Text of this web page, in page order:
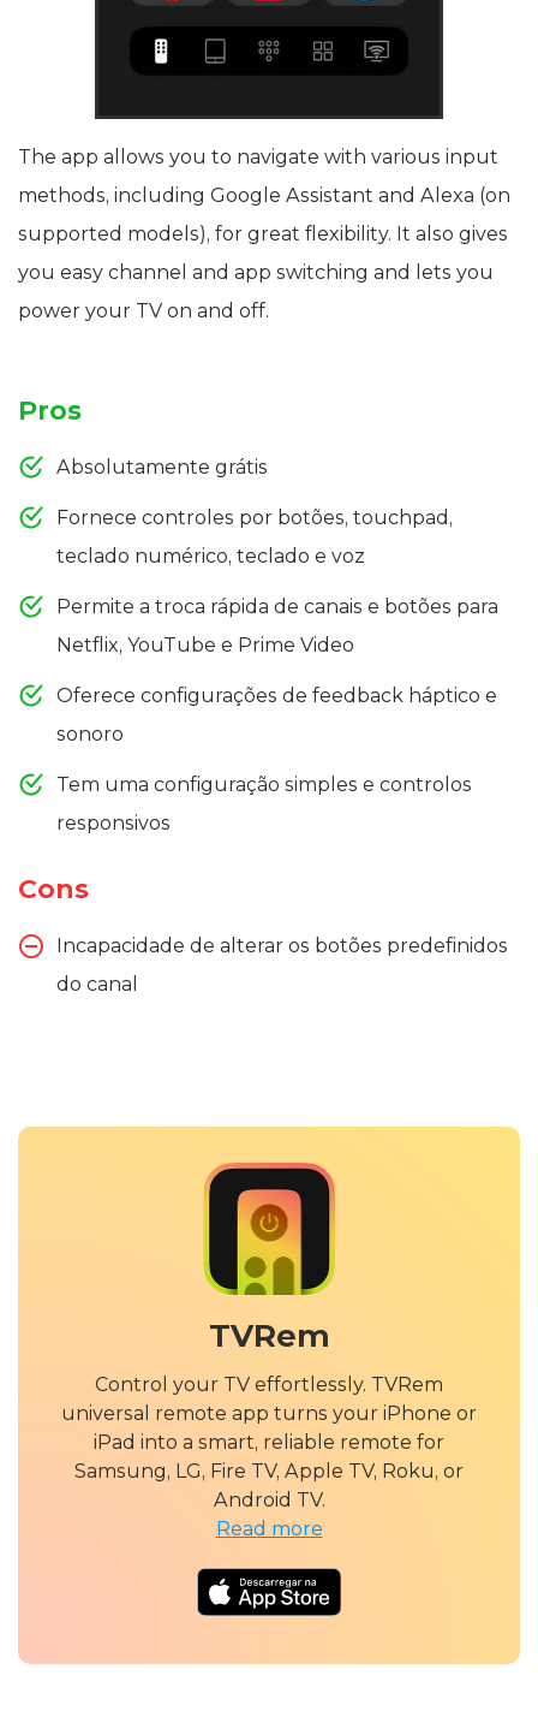
The app allows you to navigate with various input
methods, including Google Assistant and Alexa (on
supported models), for great flexibility. It also gives
you easy channel and app switching and lets you
power your TV on and off.
Pros
Absolutamente grátis
Fornece controles por botões, touchpad,
teclado numérico, teclado e voz
Permite a troca rápida de canais e botões para
Netflix, YouTube e Prime Video
Oferece configurações de feedback háptico e
sonoro
Tem uma configuração simples e controlos
responsivos
Cons
Incapacidade de alterar os botões predefinidos
do canal
TVRem
Control your TV effortlessly. TVRem
universal remote app turns your iPhone or
iPad into a smart, reliable remote for
Samsung, LG, Fire TV, Apple TV, Roku, or
Android TV.
Read more